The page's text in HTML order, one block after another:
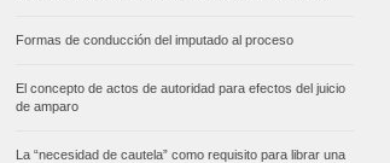
Formas de conducción del imputado al proceso
El concepto de actos de autoridad para efectos del juicio
de amparo
La “necesidad de cautela” como requisito para librar una